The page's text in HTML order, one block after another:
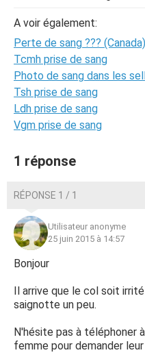
A voir également:
Perte de sang ??? (Canada)
Tcmh prise de sang
Photo de sang dans les
Tsh prise de sang
Ldh prise de sang
Vgm prise de sang
1 réponse
RÉPONSE 1 / 1
Utilisateur anonyme
25 juin 2015 à 14:57
Bonjour
Il arrive que le col soit
saignotte un peu.
N'hésite pas à téléphoner
femme pour demander leur